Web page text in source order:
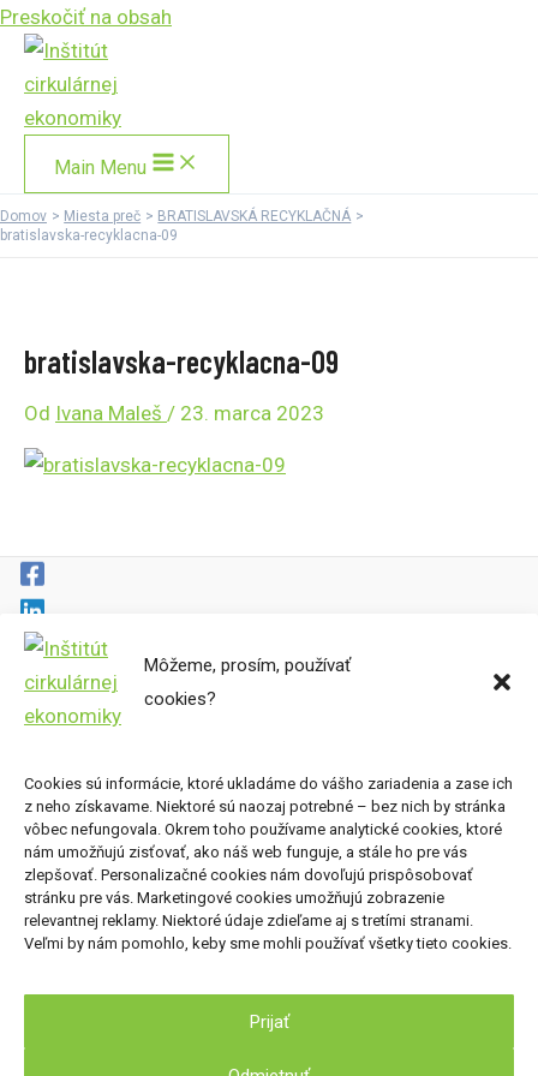
Môžeme, prosím, používať
cookies?
Cookies sú informácie, ktoré ukladáme do vášho zariadenia a zase ich
z neho získavame. Niektoré sú naozaj potrebné – bez nich by stránka
vôbec nefungovala. Okrem toho používame analytické cookies, ktoré
nám umožňujú zisťovať, ako náš web funguje, a stále ho pre vás
zlepšovať. Personalizačné cookies nám dovoľujú prispôsobovať
stránku pre vás. Marketingové cookies umožňujú zobrazenie
relevantnej reklamy. Niektoré údaje zdieľame aj s tretími stranami.
Veľmi by nám pomohlo, keby sme mohli používať všetky tieto cookies.
Prijať
Preskočiť na obsah
Main Menu
Domov Miesta preč
BRATISLAVSKÁ RECYKLAČNÁ
bratislavska-recyklacna-09
bratislavska-recyklacna-09
Od Ivana Maleš / 23. marca 2023
Cirkulárne mapy
Súbory cookies
Zásady ochrany osobných údajov
Kde nás nájdete
Inštitút cirkulárnej ekonomiky, o.z.
Nová Cvernovka